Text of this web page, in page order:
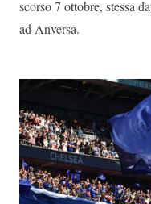
scorso 7 ottobre, stessa
ad Anversa.